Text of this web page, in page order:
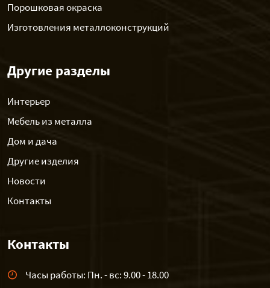
Порошковая окраска
Изготовления металлоконструкций
Другие разделы
Интерьер
Мебель из металла
Дом и дача
Другие изделия
Новости
Контакты
Контакты
Часы работы: Пн. - вс: 9.00 - 18.00